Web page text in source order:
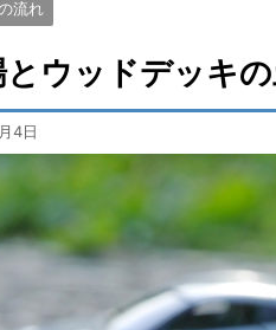
流れ
ウッドデッキ
4日